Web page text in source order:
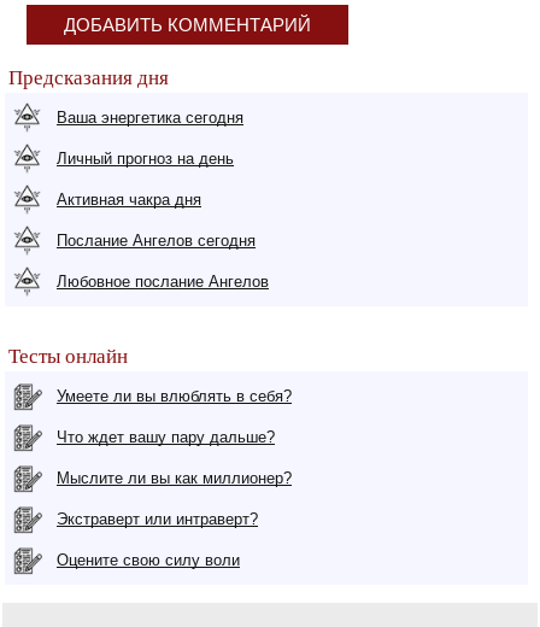
ДОБАВИТЬ КОММЕНТАРИЙ
Предсказания дня
Ваша энергетика сегодня
Личный прогноз на день
Активная чакра дня
Послание Ангелов сегодня
Любовное послание Ангелов
Тесты онлайн
Умеете ли вы влюблять в себя?
Что ждет вашу пару дальше?
Мыслите ли вы как миллионер?
Экстраверт или интраверт?
Оцените свою силу воли